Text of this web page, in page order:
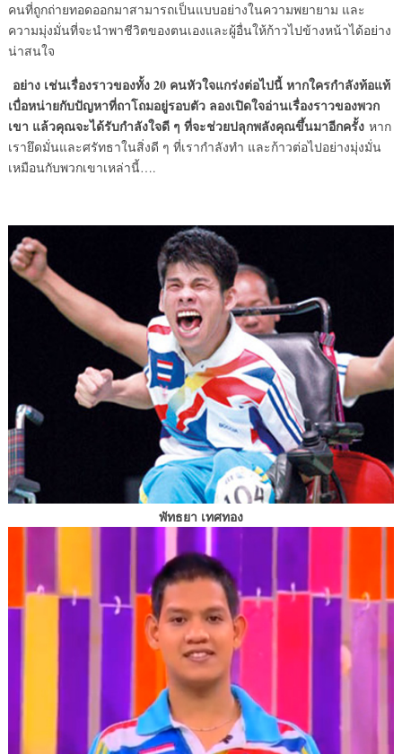
คนที่ถูกถ่ายทอดออกมาสามารถเป็นแบบอย่างในความพยายาม และ
ความมุ่งมั่นที่จะนำพาชีวิตของตนเองและผู้อื่นให้ก้าวไปข้างหน้าได้อย่าง
น่าสนใจ
อย่าง เช่นเรื่องราวของทั้ง 20 คนหัวใจแกร่งต่อไปนี้ หากใครกำลังท้อแท้
เบื่อหน่ายกับปัญหาที่ถาโถมอยู่รอบตัว ลองเปิดใจอ่านเรื่องราวของพวก
เขา แล้วคุณจะได้รับกำลังใจดี ๆ ที่จะช่วยปลุกพลังคุณขึ้นมาอีกครั้ง หาก
เรายึดมั่นและศรัทธาในสิ่งดี ๆ ที่เรากำลังทำ และก้าวต่อไปอย่างมุ่งมั่น
เหมือนกับพวกเขาเหล่านี้….
พัทธยา เทศทอง